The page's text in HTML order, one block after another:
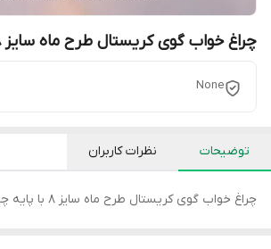
چراغ خواب گوی کریستال طرح ماه سایز 8 با پایه چوبی
None
توضیحات نظرات کاربران
چراغ خواب گوی کریستال طرح ماه سایز 8 با پایه چوبی